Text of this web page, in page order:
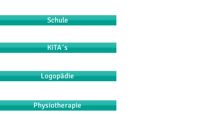
Logopädie
Physiotherapie
KiTA´s
Schule